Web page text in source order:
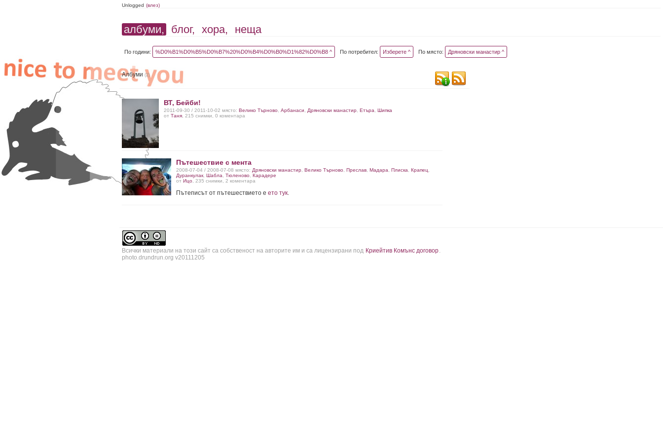
Unlogged (влез)
албуми, блог, хора, неща
По години: %D0%B1%D0%B5%D0%B7%20%D0%B4%D0%B0%D1%82%D0%B8 ^ По потребител: Изберете ^ По място: Дряновски манастир ^
Албуми (2)
ВТ, Бейби!
2011-09-30 / 2011-10-02 място: Велико Търново, Арбанаси Дряновски манастир, Етъра
Шипка
от Таня, 215 снимки, 0 коментара
Пътешествие с мента
2008-07-04 / 2008-07-08 място: Дряновски манастир, Велико Търново, Преслав, Мадара Плиска Крапец
Дуранкулак, Шабла Тюленово, Карадере
от Ицо, 235 снимки, 2 коментара
Пътеписът от пътешествието е ето тук.
Всички материали на този сайт са собственост на авторите им и са лицензирани под Криейтив Комънс договор.
photo.drundrun.org v20111205